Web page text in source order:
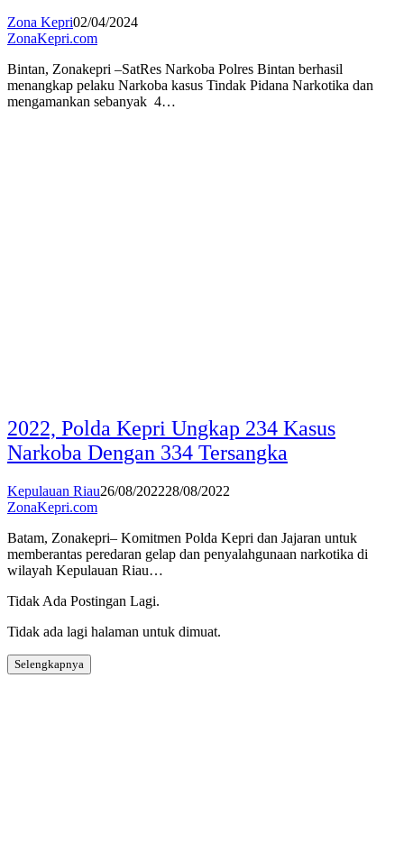
Zona Kepri02/04/2024
ZonaKepri.com
Bintan, Zonakepri –SatRes Narkoba Polres Bintan berhasil
menangkap pelaku Narkoba kasus Tindak Pidana Narkotika dan
mengamankan sebanyak 4…
2022, Polda Kepri Ungkap 234 Kasus
Narkoba Dengan 334 Tersangka
Kepulauan Riau26/08/202228/08/2022
ZonaKepri.com
Batam, Zonakepri– Komitmen Polda Kepri dan Jajaran untuk
memberantas peredaran gelap dan penyalahgunaan narkotika di
wilayah Kepulauan Riau…
Tidak Ada Postingan Lagi.
Tidak ada lagi halaman untuk dimuat.
Selengkapnya